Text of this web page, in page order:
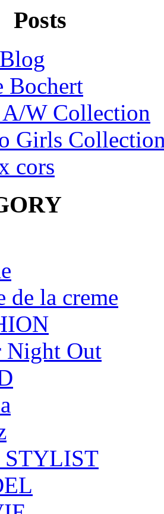
Bochert
W Collection
Girls
cors
de la creme
Night Out